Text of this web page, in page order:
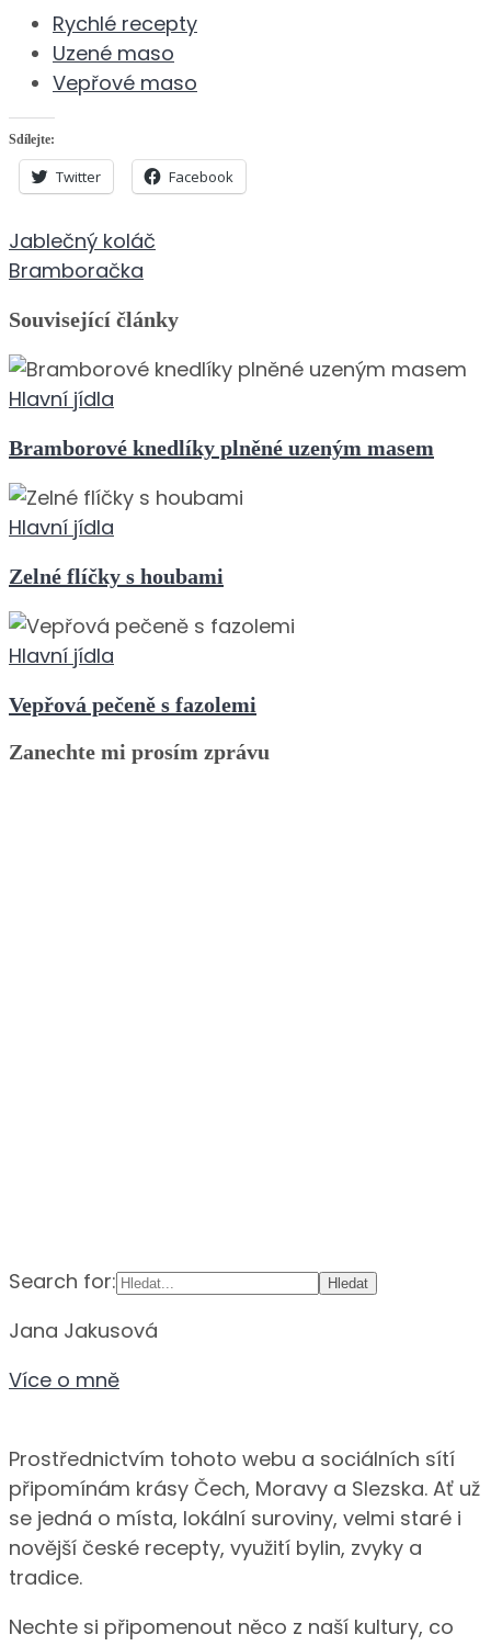
Rychlé recepty
Uzené maso
Vepřové maso
Sdílejte:
Twitter Facebook
Navigace
pro
Jablečný koláč
Bramboračka
Související články
Hlavní jídla
Bramborové knedlíky plněné uzeným masem
Hlavní jídla
Zelné flíčky s houbami
Hlavní jídla
Vepřová pečeně s fazolemi
Zanechte mi prosím zprávu
Search for:
Jana Jakusová
Více o mně
Prostřednictvím tohoto webu a sociálních sítí
připomínám krásy Čech, Moravy a Slezska. Ať už
se jedná o místa, lokální suroviny, velmi staré i
novější české recepty, využití bylin, zvyky a
tradice.
Nechte si připomenout něco z naší kultury, co